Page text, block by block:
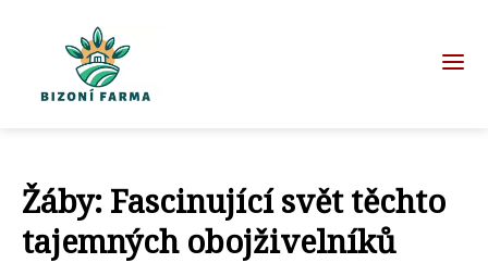
Žáby: Fascinující svět těchto
tajemných obojživelníků